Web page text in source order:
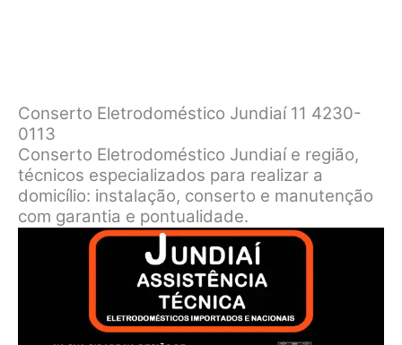
Conserto Eletrodoméstico Jundiaí 11 4230-
0113
Conserto Eletrodoméstico Jundiaí e região,
técnicos especializados para realizar a
domicílio: instalação, conserto e manutenção
com garantia e pontualidade.